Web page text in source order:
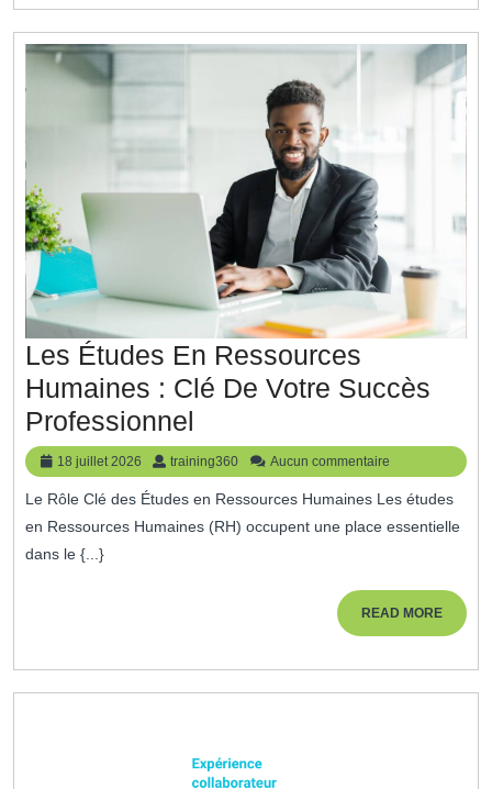
Un
Impact
Positif
Les Études En Ressources
Humaines : Clé De Votre Succès
Professionnel
Études
En
Ressources
Professionnel
18 juillet 2026
18
juillet
2026
training360 training360
Aucun commentaire
Le Rôle Clé des Études en Ressources Humaines Les études
en Ressources Humaines (RH) occupent une place essentielle
dans le {...}
READ MOREREAD
MORE